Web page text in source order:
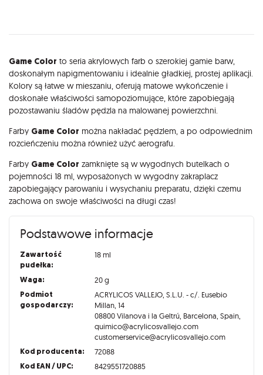
Opis
Game Color to seria akrylowych farb o szerokiej gamie barw,
doskonałym napigmentowaniu i idealnie gładkiej, prostej aplikacji.
Kolory są łatwe w mieszaniu, oferują matowe wykończenie i
doskonałe właściwości samopoziomujące, które zapobiegają
pozostawaniu śladów pędzla na malowanej powierzchni.
Farby Game Color można nakładać pędzlem, a po odpowiednim
rozcieńczeniu można również użyć aerografu.
Farby Game Color zamknięte są w wygodnych butelkach o
pojemności 18 ml, wyposażonych w wygodny zakraplacz
zapobiegający parowaniu i wysychaniu preparatu, dzięki czemu
zachowa on swoje właściwości na długi czas!
Podstawowe informacje
Zawartość
pudełka:
18 ml
Waga: 20 g
Podmiot
gospodarczy:
ACRYLICOS VALLEJO, S.L.U. - c/. Eusebio
Millan, 14
08800 Vilanova i la Geltrú, Barcelona, Spain,
quimico@acrylicosvallejo.com
customerservice@acrylicosvallejo.com
Kod producenta: 72088
Kod EAN / UPC: 8429551720885